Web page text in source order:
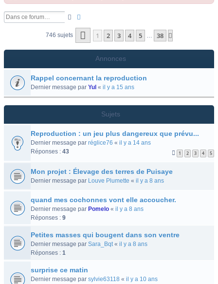
Rechercher
746 sujets Page 1sur38
1 2 3 4 5 38
Annonces
Rappel concernant la reproduction
Dernier message par Yul « il y a 15 ans
Sujets
Reproduction : un jeu plus dangereux que prévu...
Dernier message par réglice76 « il y a 14 ans
Réponses : 43 1 2 3 4 5
Mon projet : Élevage des terres de Puisaye
Dernier message par Louve Plumette « il y a 8 ans
quand mes cochonnes vont elle accoucher.
Dernier message par Pomelo « il y a 8 ans
Réponses : 9
Petites masses qui bougent dans son ventre
Dernier message par Sara_Bqt« il y a 8 ans
Réponses : 1
surprise ce matin
Dernier message par sylvie63118 « il y a 10 ans